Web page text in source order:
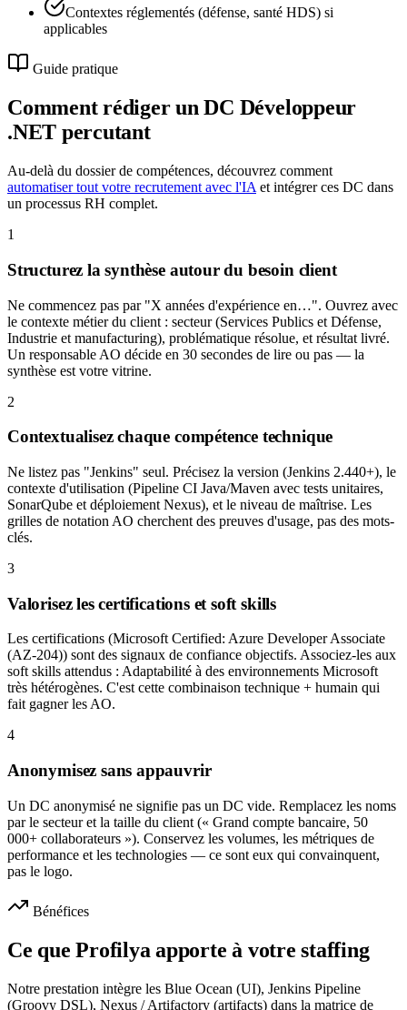
Contextes réglementés (défense, santé HDS) si
applicables
Guide pratique
Comment rédiger un DC Développeur
.NET percutant
Au-delà du dossier de compétences, découvrez comment
automatiser tout votre recrutement avec l'IA et intégrer ces DC dans
un processus RH complet.
1
Structurez la synthèse autour du besoin client
Ne commencez pas par "X années d'expérience en…". Ouvrez avec
le contexte métier du client : secteur (Services Publics et Défense,
Industrie et manufacturing), problématique résolue, et résultat livré.
Un responsable AO décide en 30 secondes de lire ou pas — la
synthèse est votre vitrine.
2
Contextualisez chaque compétence technique
Ne listez pas "Jenkins" seul. Précisez la version (Jenkins 2.440+), le
contexte d'utilisation (Pipeline CI Java/Maven avec tests unitaires,
SonarQube et déploiement Nexus), et le niveau de maîtrise. Les
grilles de notation AO cherchent des preuves d'usage, pas des mots-
clés.
3
Valorisez les certifications et soft skills
Les certifications (Microsoft Certified: Azure Developer Associate
(AZ-204)) sont des signaux de confiance objectifs. Associez-les aux
soft skills attendus : Adaptabilité à des environnements Microsoft
très hétérogènes. C'est cette combinaison technique + humain qui
fait gagner les AO.
4
Anonymisez sans appauvrir
Un DC anonymisé ne signifie pas un DC vide. Remplacez les noms
par le secteur et la taille du client (« Grand compte bancaire, 50
000+ collaborateurs »). Conservez les volumes, les métriques de
performance et les technologies — ce sont eux qui convainquent,
pas le logo.
Bénéfices
Ce que Profilya apporte à votre staffing
Notre prestation intègre les Blue Ocean (UI), Jenkins Pipeline
(Groovy DSL), Nexus / Artifactory (artifacts) dans la matrice de